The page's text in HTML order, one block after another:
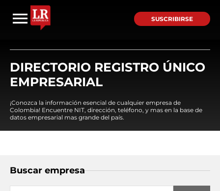
SUSCRIBIRSE
DIRECTORIO REGISTRO ÚNICO
EMPRESARIAL
¡Conozca la información esencial de cualquier empresa de
Colombia! Encuentre NIT, dirección, teléfono, y mas en la base de
datos empresarial mas grande del país.
Buscar empresa